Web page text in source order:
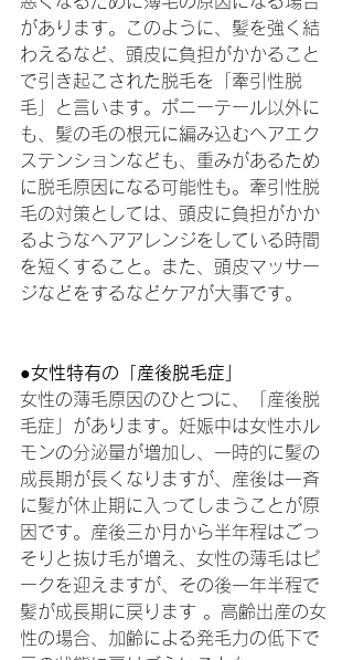
があります。このように、髪を強く結
わえるなど、頭皮に負担がかかること
で引き起こされた脱毛を「牽引性脱
毛」と言います。ポニーテール以外に
も、髪の毛の根元に編み込むヘアエク
ステンションなども、重みがあるため
に脱毛原因になる可能性も。牽引性脱
毛の対策としては、頭皮に負担がかか
るようなヘアアレンジをしている時間
を短くすること。また、頭皮マッサー
ジなどをするなどケアが大事です。
●女性特有の「産後脱毛症」
女性の薄毛原因のひとつに、「産後脱
毛症」があります。妊娠中は女性ホル
モンの分泌量が増加し、一時的に髪の
成長期が長くなりますが、産後は一斉
に髪が休止期に入ってしまうことが原
因です。産後三か月から半年程はごっ
そりと抜け毛が増え、女性の薄毛はピ
ークを迎えますが、その後一年半程で
髪が成長期に戻ります 。高齢出産の女
性の場合、加齢による発毛力の低下で